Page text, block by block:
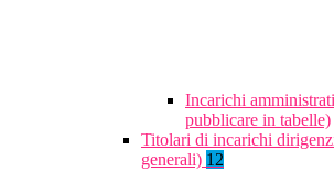
Incarichi
pubblicare in tabelle)
Titolari di incarichi
generali) 12